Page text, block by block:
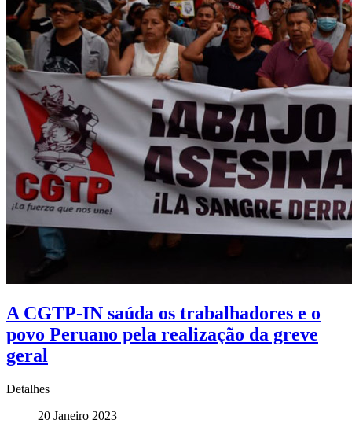
A CGTP-IN saúda os trabalhadores e o
povo Peruano pela realização da greve
geral
Detalhes
20 Janeiro 2023